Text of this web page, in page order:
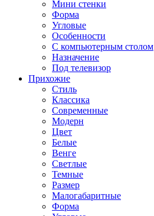
Мини стенки
Форма
Угловые
Особенности
С компьютерным столом
Назначение
Под телевизор
Прихожие
Стиль
Классика
Современные
Модерн
Цвет
Белые
Венге
Светлые
Темные
Размер
Малогабаритные
Форма